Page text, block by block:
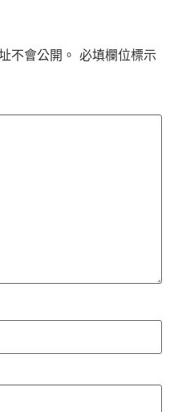
不會公開。 必填欄位標示